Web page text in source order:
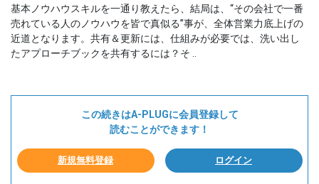
基本ノウハウスキルを一通り教えたら、結局は、“その会社で一番
売れている人のノウハウを皆で真似る”事が、全体営業力底上げの
近道となります。共有＆更新には、仕組みが必要では、洗い出し
たアプローチブックを共有するには？そ ..
この続きはA-PLUGに会員登録して
読むことができます！
新規無料登録 ログイン